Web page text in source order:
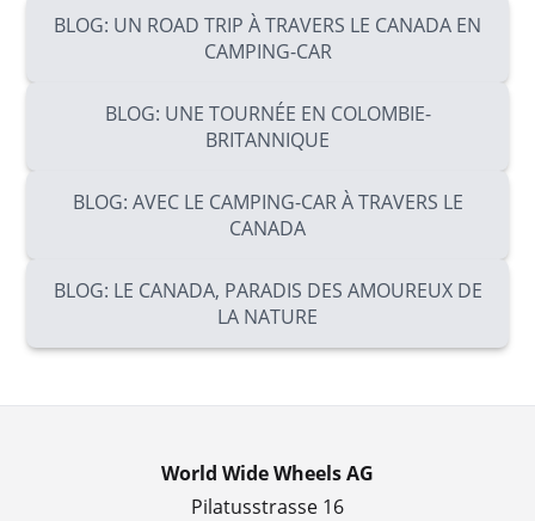
BLOG: UN ROAD TRIP À TRAVERS LE CANADA EN
CAMPING-CAR
BLOG: UNE TOURNÉE EN COLOMBIE-
BRITANNIQUE
BLOG: AVEC LE CAMPING-CAR À TRAVERS LE
CANADA
BLOG: LE CANADA, PARADIS DES AMOUREUX DE
LA NATURE
World Wide Wheels AG
Pilatusstrasse 16